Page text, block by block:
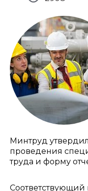
Минтруд
проведения
труда и форму
Соответствующий